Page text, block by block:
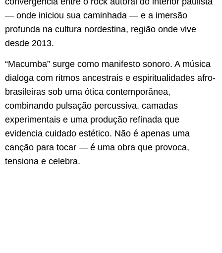
— onde iniciou sua caminhada — e a imersão
profunda na cultura nordestina, região onde vive
desde 2013.
“Macumba” surge como manifesto sonoro. A música
dialoga com ritmos ancestrais e espiritualidades afro-
brasileiras sob uma ótica contemporânea,
combinando pulsação percussiva, camadas
experimentais e uma produção refinada que
evidencia cuidado estético. Não é apenas uma
canção para tocar — é uma obra que provoca,
tensiona e celebra.